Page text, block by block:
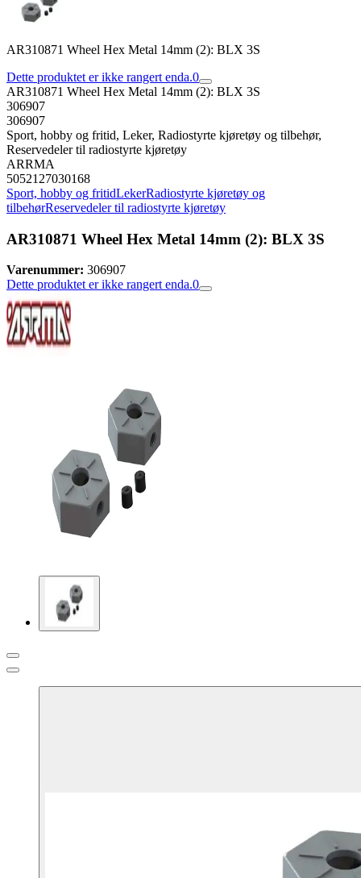
AR310871 Wheel Hex Metal 14mm (2): BLX 3S
Dette produktet er ikke rangert enda.0
AR310871 Wheel Hex Metal 14mm (2): BLX 3S
306907
306907
Sport, hobby og fritid, Leker, Radiostyrte kjøretøy og tilbehør,
Reservedeler til radiostyrte kjøretøy
ARRMA
5052127030168
Sport, hobby og fritidLekerRadiostyrte kjøretøy og
tilbehørReservedeler til radiostyrte kjøretøy
AR310871 Wheel Hex Metal 14mm (2): BLX 3S
Varenummer: 306907
Dette produktet er ikke rangert enda.0